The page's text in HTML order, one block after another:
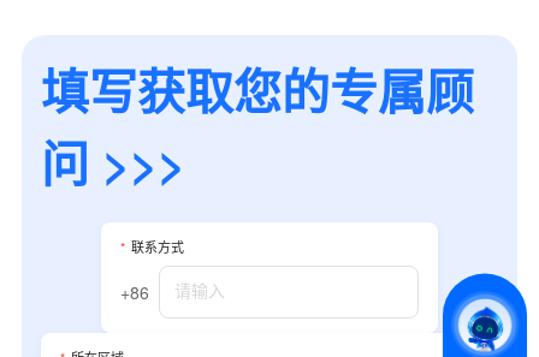
填写获取您的专属顾
问 >>>
* 联系方式
+86
联系方式
+86
所属业态
我的姓名